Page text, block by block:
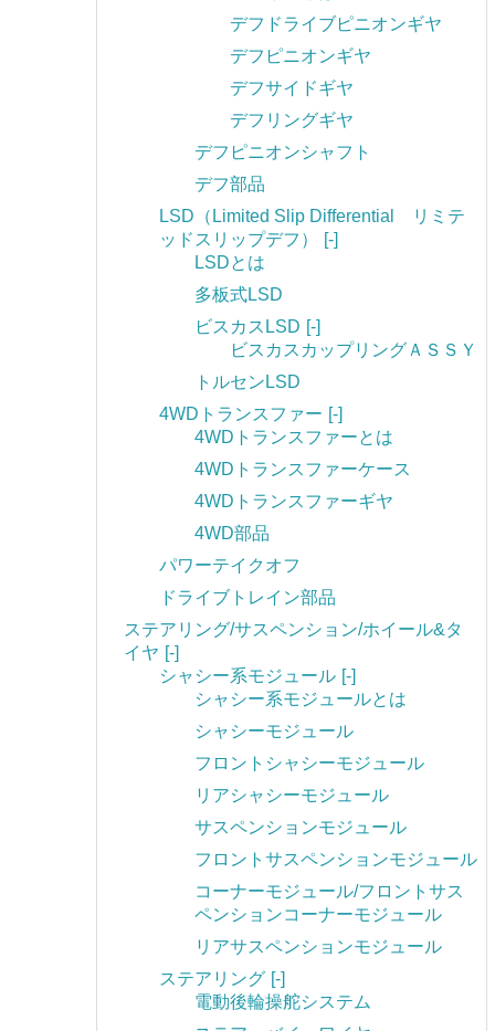
デフドライブピニオンギヤ
デフピニオンギヤ
デフサイドギヤ
デフリングギヤ
デフピニオンシャフト
デフ部品
LSD（Limited Slip Differential リミテ
ッドスリップデフ）
[-]
LSDとは
多板式LSD
ビスカスLSD [-]
ビスカスカップリングＡＳＳＹ
トルセンLSD
4WDトランスファー [-]
4WDトランスファーとは
4WDトランスファーケース
4WDトランスファーギヤ
4WD部品
パワーテイクオフ
ドライブトレイン部品
ステアリング/サスペンション/ホイール&タ
イヤ [-]
シャシー系モジュール [-]
シャシー系モジュールとは
シャシーモジュール
フロントシャシーモジュール
リアシャシーモジュール
サスペンションモジュール
フロントサスペンションモジュール
コーナーモジュール/フロントサス
ペンションコーナーモジュール
リアサスペンションモジュール
ステアリング [-]
電動後輪操舵システム